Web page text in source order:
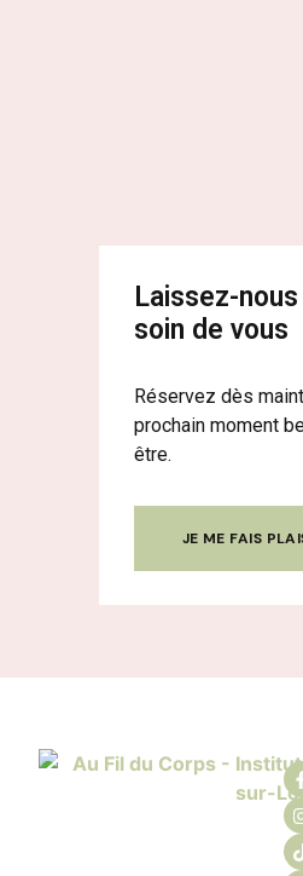
Laissez-
soin de vous
Réservez dès
prochain moment
être.
JE ME FAIS